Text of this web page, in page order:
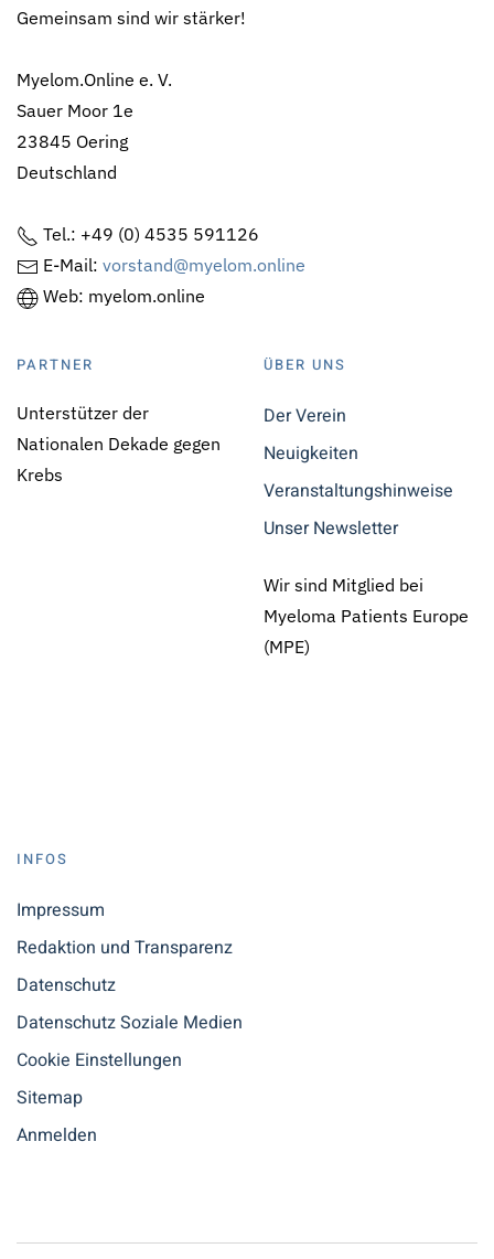
Gemeinsam sind wir stärker!
Myelom.Online e. V.
Sauer Moor 1e
23845 Oering
Deutschland
Tel.: +49 (0) 4535 591126
E-Mail: vorstand@myelom.online
Web: myelom.online
PARTNER
Unterstützer der
Nationalen Dekade gegen
Krebs
ÜBER UNS
Der Verein
Neuigkeiten
Veranstaltungshinweise
Unser Newsletter
Wir sind Mitglied bei
Myeloma Patients Europe
(MPE)
INFOS
Impressum
Redaktion und Transparenz
Datenschutz
Datenschutz Soziale Medien
Cookie Einstellungen
Sitemap
Anmelden